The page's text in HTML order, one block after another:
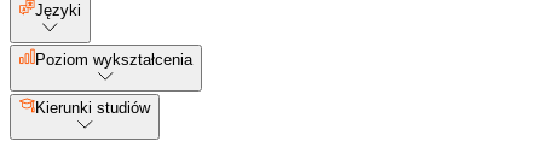
Języki
Poziom wykształcenia
Kierunki studiów